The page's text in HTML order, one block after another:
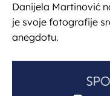
Danijela Martinović
je svoje fotografije
anegdotu.